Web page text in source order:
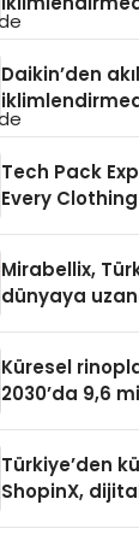
dönem:
Daikin’den
dönem:
dostu
Madoka
teknolojilerle
modeli VRV
Madoka Plus
satışa
dokunmatik
uygulama
sensör
daha kolay,
verimli hale
verimliliğini
Tech Pack
Every
Mirabellix,
dünyaya
Küresel
2030’da 9,6
Türkiye’den
ShopinX,